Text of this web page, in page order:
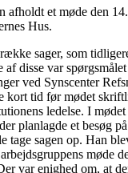
afholdt et møde den
Hus.
sager, som
af disse var
ved Synscenter
kort tid før mødet
ledelse. I
planlagde et besøg
tage sagen op. Han
møde
var enighed om, at